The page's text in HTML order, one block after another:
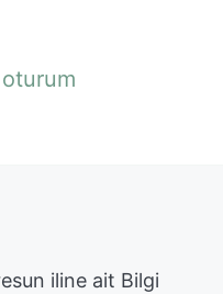
oturum
iline ait Bilgi